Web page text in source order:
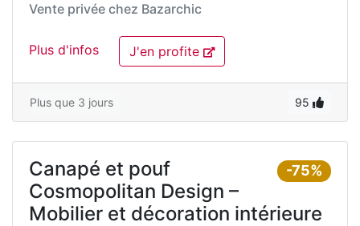
Vente privée chez Bazarchic
Plus d'infos J'en profite
Plus que 3 jours 95
-75%
Canapé et pouf
Cosmopolitan Design –
Mobilier et décoration intérieure